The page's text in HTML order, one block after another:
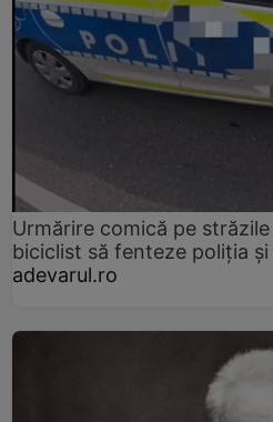
Urmărire comică pe
biciclist să fenteze poliția
adevarul.ro